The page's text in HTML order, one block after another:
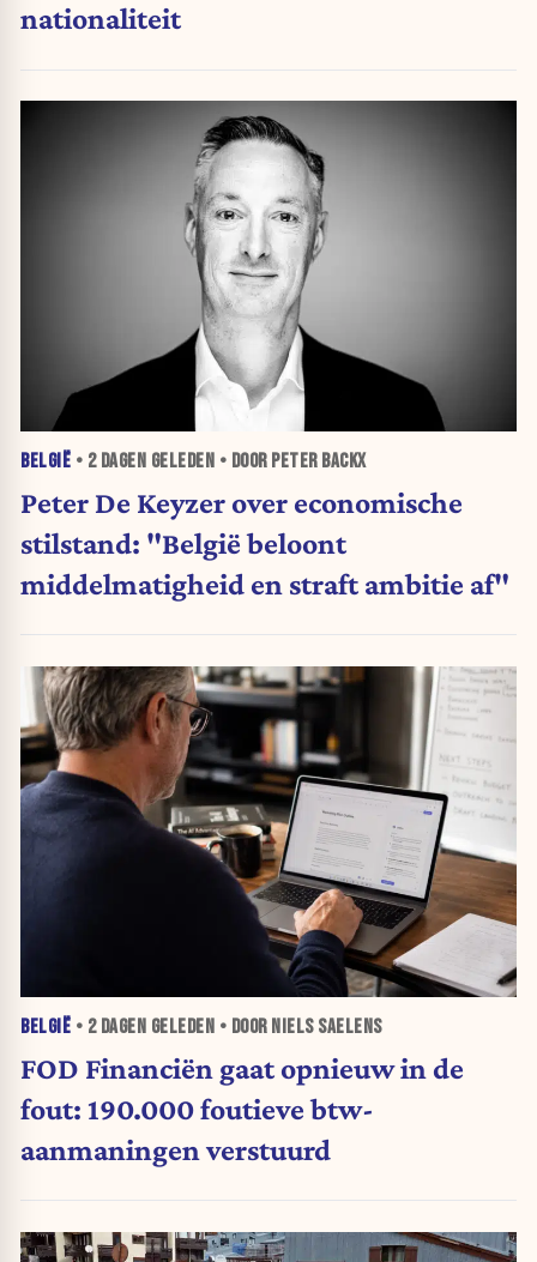
nationaliteit
BELGIË • 2 DAGEN GELEDEN • DOOR PETER BACKX
Peter De Keyzer over economische
stilstand: "België beloont
middelmatigheid en straft ambitie af"
BELGIË • 2 DAGEN GELEDEN • DOOR NIELS SAELENS
FOD Financiën gaat opnieuw in de
fout: 190.000 foutieve btw-
aanmaningen verstuurd